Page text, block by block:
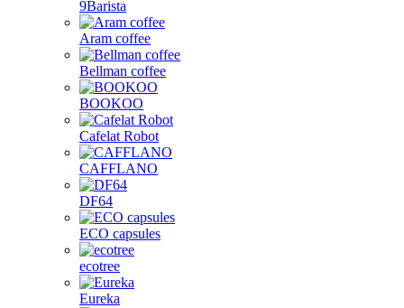
9Barista
Aram coffee
Bellman coffee
BOOKOO
Cafelat Robot
CAFFLANO
DF64
ECO capsules
ecotree
Eureka